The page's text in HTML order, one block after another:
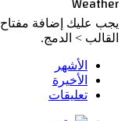
القالب > الدمج.
الأشهر
الأخيرة
تعليقات